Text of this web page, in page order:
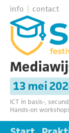
info contact
13 mei
ICT in basis-,
Hands-on